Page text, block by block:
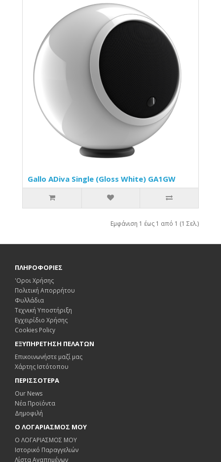
Gallo ADiva Single (Gloss White) GA1GW
Εμφάνιση 1 έως 1 από 1 (1 Σελ.)
ΠΛΗΡΟΦΟΡΙΕΣ
'Οροι Χρήσης
Πολιτική Απορρήτου
Φυλλάδια
Τεχνική Υποστήριξη
Εγχειρίδιο Χρήσης
Cookies Policy
ΕΞΥΠΗΡΕΤΗΣΗ ΠΕΛΑΤΩΝ
Επικοινωνήστε μαζί μας
Χάρτης Ιστότοπου
ΠΕΡΙΣΣΟΤΕΡΑ
Our News
Νέα Προϊόντα
Δημοφιλή
Ο ΛΟΓΑΡΙΑΣΜΟΣ ΜΟΥ
Ο ΛΟΓΑΡΙΑΣΜΟΣ ΜΟΥ
Ιστορικό Παραγγελιών
Λίστα Αγαπημένων